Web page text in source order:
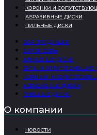
КОРОНКИ И
АБРАЗИВНЫЕ ДИСКИ
ПИЛЬНЫЕ ДИСКИ
ВСЯ ПРОДУКЦИЯ
SUPER SERIA
АЛМАЗНЫЕ ДИСКИ
БИТЫ И СОПУТСТВУЮЩИЕ
КОРОНКИ И
АБРАЗИВНЫЕ ДИСКИ
ПИЛЬНЫЕ ДИСКИ
О компании
НОВОСТИ